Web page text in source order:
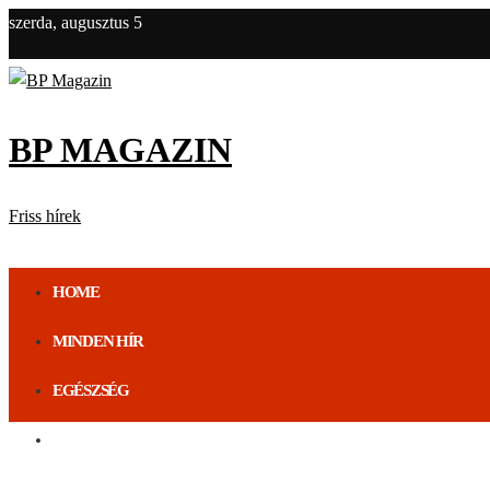
szerda, augusztus 5
BP MAGAZIN
Friss hírek
HOME
MINDEN HÍR
EGÉSZSÉG